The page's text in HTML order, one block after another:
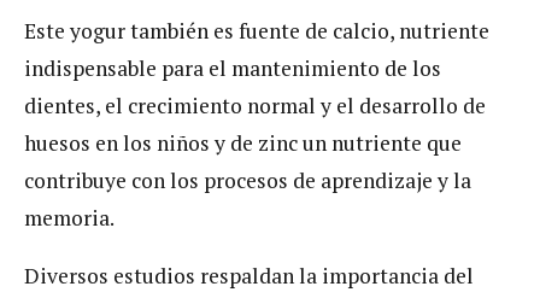
Este yogur también es fuente de calcio, nutriente
indispensable para el mantenimiento de los
dientes, el crecimiento normal y el desarrollo de
huesos en los niños y de zinc un nutriente que
contribuye con los procesos de aprendizaje y la
memoria.
Diversos estudios respaldan la importancia del